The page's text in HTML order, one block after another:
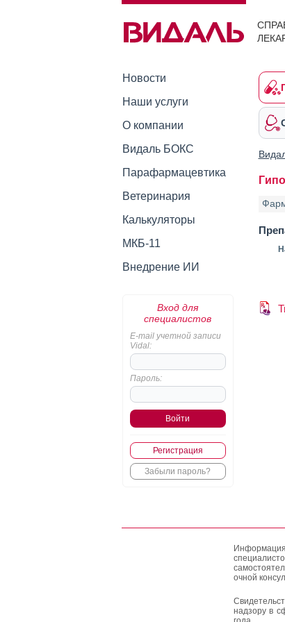
Новости
Наши услуги
О компании
Видаль БОКС
Парафармацевтика
Ветеринария
Калькуляторы
МКБ-11
Внедрение ИИ
Вход для
специалистов
E-mail учетной записи
Vidal:
Пароль:
Регистрация
Забыли пароль?
очной
надзору в